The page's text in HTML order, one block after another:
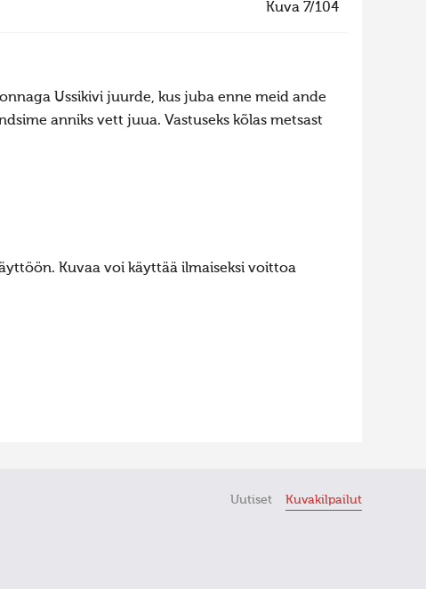
Kuva 7/104
Ussikivi juurde, kus juba enne meid ande
anniks vett juua. Vastuseks kõlas metsast
Kuvaa voi käyttää ilmaiseksi voittoa
Uutiset Kuvakilpailut